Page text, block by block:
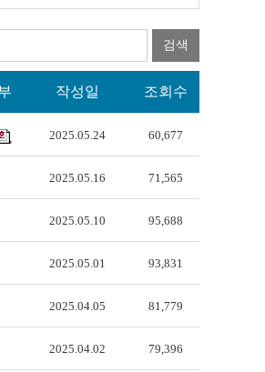
검색
작성일 조회수
2025.05.24 60,677
2025.05.16 71,565
2025.05.10 95,688
2025.05.01 93,831
2025.04.05 81,779
2025.04.02 79,396